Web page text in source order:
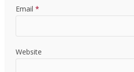
Email *
Website